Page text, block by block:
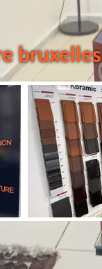
bruxelles